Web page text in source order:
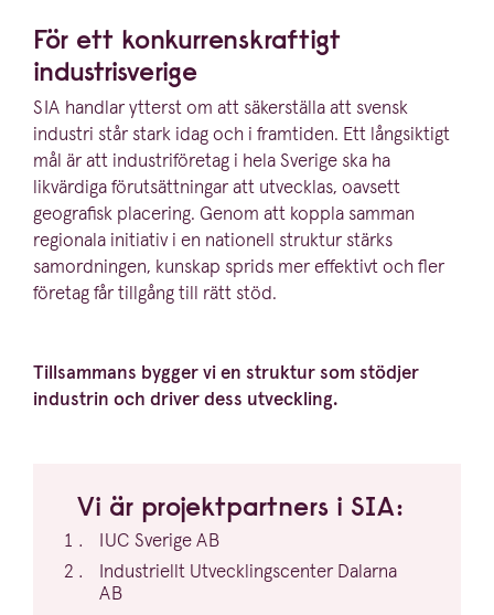
För ett konkur­rens­kraftigt
industrisverige
SIA handlar ytterst om att säkerställa att svensk
industri står stark idag och i framtiden. Ett långsiktigt
mål är att industri­fö­retag i hela Sverige ska ha
likvärdiga förut­sätt­ningar att utvecklas, oavsett
geografisk placering. Genom att koppla samman
regionala initiativ i en nationell struktur stärks
samord­ningen, kunskap sprids mer effektivt och fler
företag får tillgång till rätt stöd.
Tillsammans bygger vi en struktur som stödjer
industrin och driver dess utveckling.
Vi är projekt­partners i SIA:
IUC SverigeAB
Indust­riellt Utveck­lingscenter Dalarna
AB